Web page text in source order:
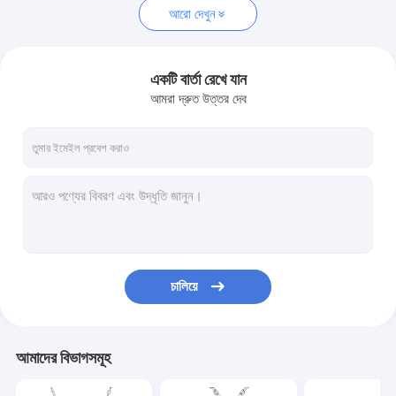
আরো দেখুন
একটি বার্তা রেখে যান
আমরা দ্রুত উত্তর দেব
চালিয়ে
আমাদের বিভাগসমূহ